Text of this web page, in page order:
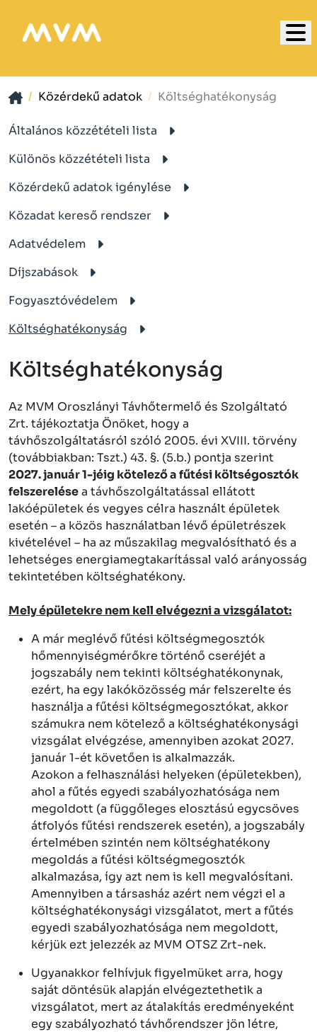
Közérdekű adatok Költséghatékonyság
Általános közzétételi lista
Különös közzétételi lista
Közérdekű adatok igénylése
Közadat kereső rendszer
Adatvédelem
Díjszabások
Fogyasztóvédelem
Költséghatékonyság
Költséghatékonyság
Az MVM Oroszlányi Távhőtermelő és Szolgáltató
Zrt. tájékoztatja Önöket, hogy a
távhőszolgáltatásról szóló 2005. évi XVIII. törvény
(továbbiakban: Tszt.) 43. §. (5.b.) pontja szerint
2027. január 1-jéig kötelező a fűtési költségosztók
felszerelésea távhőszolgáltatással ellátott
lakóépületek és vegyes célra használt épületek
esetén – a közös használatban lévő épületrészek
kivételével – ha az műszakilag megvalósítható és a
lehetséges energiamegtakarítással való arányosság
tekintetében költséghatékony.
Mely épületekre nem kell elvégezni a vizsgálatot:
A már meglévő fűtési költségmegosztók
hőmennyiségmérőkre történő cseréjét a
jogszabály nem tekinti költséghatékonynak,
ezért, ha egy lakóközösség már felszerelte és
használja a fűtési költségmegosztókat, akkor
számukra nem kötelező a költséghatékonysági
vizsgálat elvégzése, amennyiben azokat 2027.
január 1-ét követően is alkalmazzák.
Azokon a felhasználási helyeken (épületekben),
ahol a fűtés egyedi szabályozhatósága nem
megoldott (a függőleges elosztású egycsöves
átfolyós fűtési rendszerek esetén), a jogszabály
értelmében szintén nem költséghatékony
megoldás a fűtési költségmegosztók
alkalmazása, így azt nem is kell megvalósítani.
Amennyiben a társasház azért nem végzi el a
költséghatékonysági vizsgálatot, mert a fűtés
egyedi szabályozhatósága nem megoldott,
kérjük ezt jelezzék az MVM OTSZ Zrt-nek.
Ugyanakkor felhívjuk figyelmüket arra, hogy
saját döntésük alapján elvégeztethetik a
vizsgálatot, mert az átalakítás eredményeként
egy szabályozható távhőrendszer jön létre,